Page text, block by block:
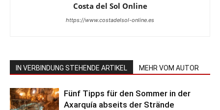
Costa del Sol Online
https://www.costadelsol-online.es
IN VERBINDUNG STEHENDE ARTIKEL MEHR VOM AUTOR
Fünf Tipps für den Sommer in der
Axarquía abseits der Strände